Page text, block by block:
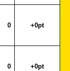
0 +0pt
0 +0pt